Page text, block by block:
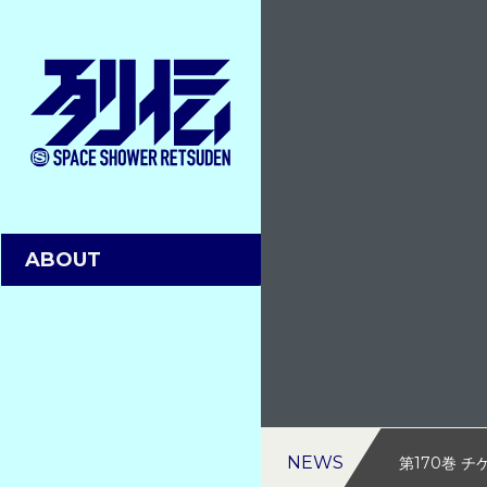
ABOUT
NEWS 第170巻 チ